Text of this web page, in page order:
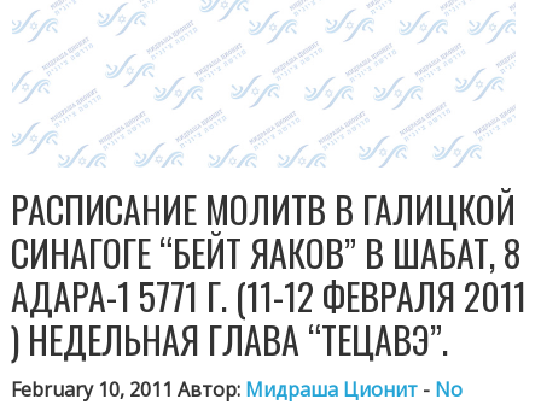
РАСПИСАНИЕ МОЛИТВ В ГАЛИЦКОЙ
СИНАГОГЕ “БЕЙТ ЯАКОВ” В ШАБАТ, 8
АДАРА-1 5771 Г. (11-12 ФЕВРАЛЯ 2011
) НЕДЕЛЬНАЯ ГЛАВА “ТЕЦАВЭ”.
February 10, 2011 Автор: Мидраша Ционит - No